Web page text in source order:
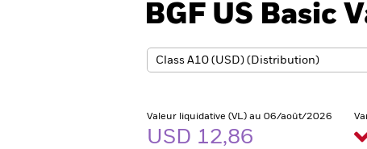
BGF US Basic
Valeur liquidative (VL) au 06/août/2026
USD 12,86